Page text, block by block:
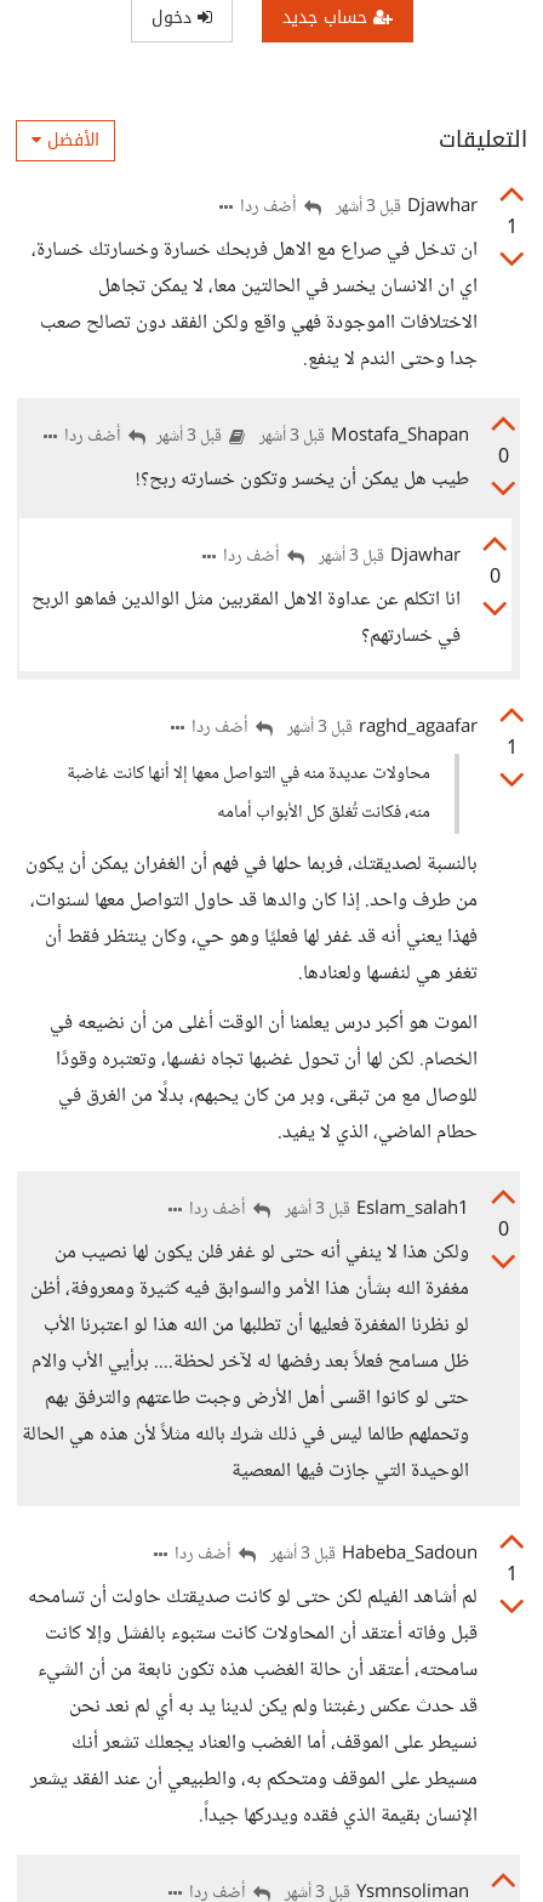
حساب جديد دخول
التعليقات الأفضل
1
Djawhar قبل 3 أشهر أضف ردا
ان تدخل في صراع مع الاهل فربحك خسارة وخسارتك خسارة،
اي ان الانسان يخسر في الحالتين معا، لا يمكن تجاهل
الاختلافات ااموجودة فهي واقع ولكن الفقد دون تصالح صعب
جدا وحتى الندم لا ينفع.
0
Mostafa_Shapan قبل 3 أشهر قبل 3 أشهر أضف ردا
طيب هل يمكن أن يخسر وتكون خسارته ربح؟!
0
Djawhar قبل 3 أشهر أضف ردا
انا اتكلم عن عداوة الاهل المقربين مثل الوالدين فماهو الربح
في خسارتهم؟
1
raghd_agaafar قبل 3 أشهر
أضف ردا
محاولات عديدة منه في التواصل معها إلا أنها كانت غاضبة
منه، فكانت تُغلق كل الأبواب أمامه
بالنسبة لصديقتك، فربما حلها في فهم أن الغفران يمكن أن يكون
من طرف واحد. إذا كان والدها قد حاول التواصل معها لسنوات،
فهذا يعني أنه قد غفر لها فعليًا وهو حي، وكان ينتظر فقط أن
تغفر هي لنفسها ولعنادها.
الموت هو أكبر درس يعلمنا أن الوقت أغلى من أن نضيعه في
الخصام. لكن لها أن تحول غضبها تجاه نفسها، وتعتبره وقودًا
للوصال مع من تبقى، وبر من كان يحبهم، بدلًا من الغرق في
حطام الماضي، الذي لا يفيد.
0
Eslam_salah1 قبل 3 أشهر أضف ردا
ولكن هذا لا ينفي أنه حتى لو غفر فلن يكون لها نصيب من
مغفرة الله بشأن هذا الأمر والسوابق فيه كثيرة ومعروفة، أظن
لو نظرنا المغفرة فعليها أن تطلبها من الله هذا لو اعتبرنا الأب
ظل مسامح فعلاً بعد رفضها له لآخر لحظة.... برأيي الأب والام
حتى لو كانوا اقسى أهل الأرض وجبت طاعتهم والترفق بهم
وتحملهم طالما ليس في ذلك شرك بالله مثلاً لأن هذه هي الحالة
الوحيدة التي جازت فيها المعصية
1
Habeba_Sadoun قبل 3 أشهر أضف ردا
لم أشاهد الفيلم لكن حتى لو كانت صديقتك حاولت أن تسامحه
قبل وفاته أعتقد أن المحاولات كانت ستبوء بالفشل وإلا كانت
سامحته، أعتقد أن حالة الغضب هذه تكون نابعة من أن الشيء
قد حدث عكس رغبتنا ولم يكن لدينا يد به أي لم نعد نحن
نسيطر على الموقف، أما الغضب والعناد يجعلك تشعر أنك
مسيطر على الموقف ومتحكم به، والطبيعي أن عند الفقد يشعر
الإنسان بقيمة الذي فقده ويدركها جيداً.
Ysmnsoliman قبل 3 أشهر أضف ردا